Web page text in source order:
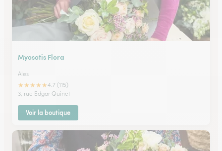
Myosotis Flora
Ales
★★★★★4.7 (115)
3, rue Edgar Quinet
Voir la boutique